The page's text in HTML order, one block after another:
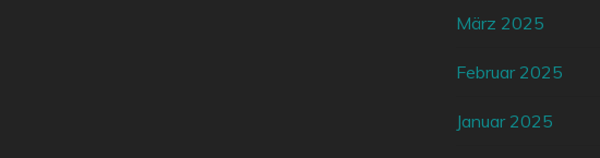
März 2025
Februar 2025
Januar 2025